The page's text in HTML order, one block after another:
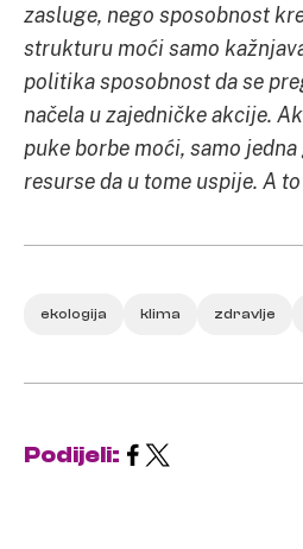
zasluge, nego sposobnost
strukturu moći samo
politika sposobnost da se
načela u zajedničke akcije.
puke borbe moći, samo
resurse da u tome uspije. A to
ekologija klima zdravlje
Podijeli: